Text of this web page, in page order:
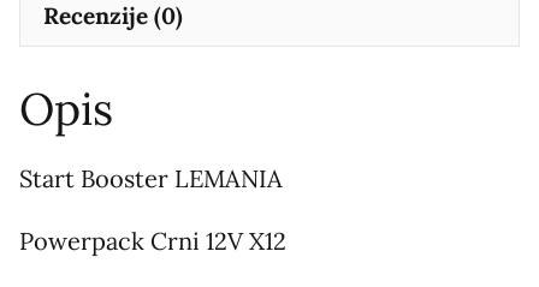
Recenzije (0)
Opis
Start Booster LEMANIA
Powerpack Crni 12V X12